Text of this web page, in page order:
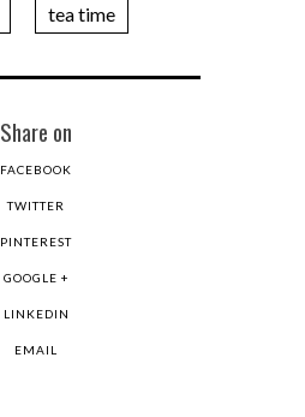
tea time
Share on
FACEBOOK
TWITTER
PINTEREST
GOOGLE +
LINKEDIN
EMAIL